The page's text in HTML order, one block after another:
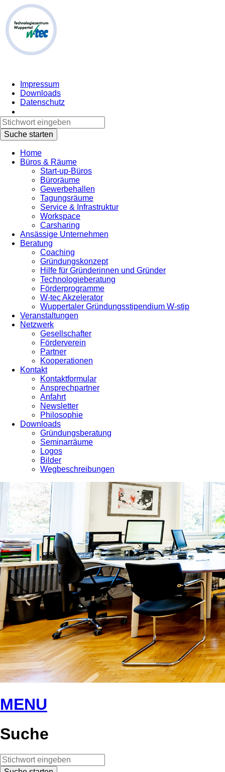
Impressum
Downloads
Datenschutz
Home
Büros & Räume
Start-up-Büros
Büroräume
Gewerbehallen
Tagungsräume
Service & Infrastruktur
Workspace
Carsharing
Ansässige Unternehmen
Beratung
Coaching
Gründungskonzept
Hilfe für Gründerinnen und Gründer
Technologieberatung
Förderprogramme
W-tec Akzelerator
Wuppertaler Gründungsstipendium W-stip
Veranstaltungen
Netzwerk
Gesellschafter
Förderverein
Partner
Kooperationen
Kontakt
Kontaktformular
Ansprechpartner
Anfahrt
Newsletter
Philosophie
Downloads
Gründungsberatung
Seminarräume
Logos
Bilder
Wegbeschreibungen
MENU
Suche